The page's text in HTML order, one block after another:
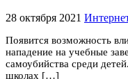
28 октября 2021
Появится возможность
нападение на учебные
самоубийства среди
школах […]